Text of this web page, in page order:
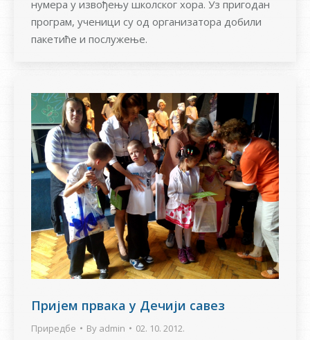
нумера у извођењу школског хора. Уз пригодан
програм, ученици су од организатора добили
пакетиће и послужење.
Пријем првака у Дечији савез
Приредбе By admin 02. 10. 2012.